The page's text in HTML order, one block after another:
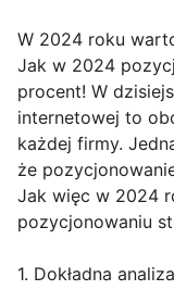
W 2024 roku
Jak w 2024
procent! W
internetowej to
każdej firmy.
że
Jak więc w 2024
pozycjonowaniu
1. Dokładna